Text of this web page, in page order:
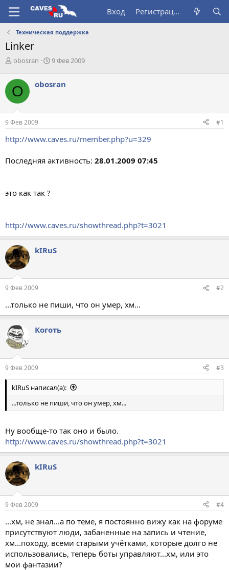
Вход Регистрация
Техническая поддержка
Linker
А
т
о
р
т
е
м
obosran
Д
а
ч
а
9 Фев 2009
O obosran
9 Фев 2009 #1
http://www.caves.ru/member.php?u=329
Последняя активность: 28.01.2009 07:45
это как так ?
http://www.caves.ru/showthread.php?t=3021
kIRuS
9 Фев 2009 #2
...только не пиши, что он умер, хм...
Коготь
9 Фев 2009 #3
kIRuS написал(а):
...только не пиши, что он умер, хм...
Ну вообще-то так оно и было.
http://www.caves.ru/showthread.php?t=3021
kIRuS
9 Фев 2009 #4
...хм, не знал...а по теме, я постоянно вижу как на форуме
присутствуют люди, забаненные на запись и чтение,
хм...походу, всеми старыми учётками, которые долго не
использовались, теперь боты управляют...хм, или это
мои фантазии?